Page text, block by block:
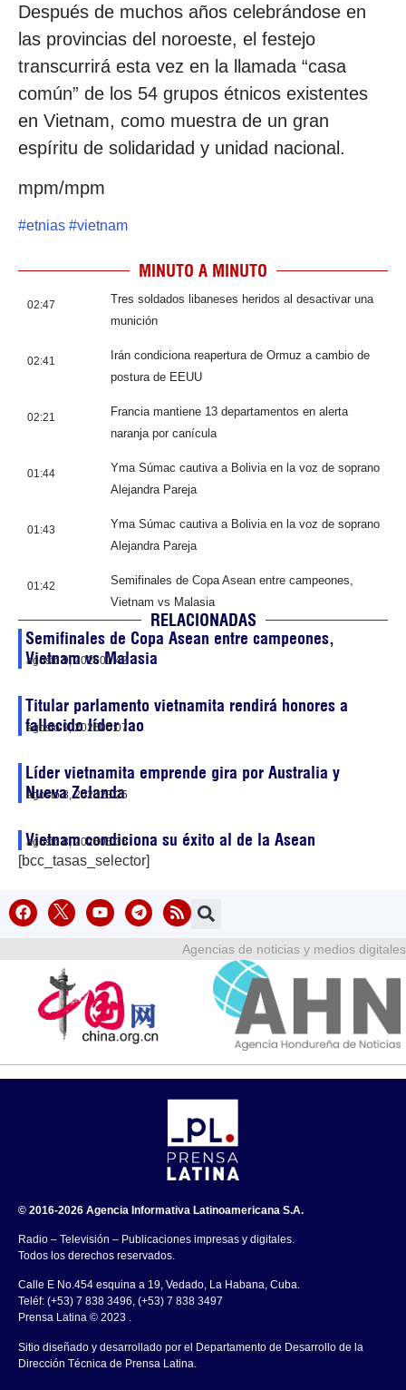
Después de muchos años celebrándose en
las provincias del noroeste, el festejo
transcurrirá esta vez en la llamada “casa
común” de los 54 grupos étnicos existentes
en Vietnam, como muestra de un gran
espíritu de solidaridad y unidad nacional.
mpm/mpm
#etnias #vietnam
MINUTO A MINUTO
02:47
Tres soldados libaneses heridos al desactivar una
munición
02:41
Irán condiciona reapertura de Ormuz a cambio de
postura de EEUU
02:21
Francia mantiene 13 departamentos en alerta
naranja por canícula
01:44
Yma Súmac cautiva a Bolivia en la voz de soprano
Alejandra Pareja
01:43
Yma Súmac cautiva a Bolivia en la voz de soprano
Alejandra Pareja
01:42
Semifinales de Copa Asean entre campeones,
Vietnam vs Malasia
RELACIONADAS
Semifinales de Copa Asean entre campeones,
Vietnam vs Malasia
agosto 9, 202601:42
Titular parlamento vietnamita rendirá honores a
fallecido líder lao
agosto 9, 202600:07
Líder vietnamita emprende gira por Australia y
Nueva Zelanda
agosto 8, 202623:25
Vietnam condiciona su éxito al de la Asean
agosto 8, 202606:36
[bcc_tasas_selector]
Agencias de noticias y medios digitales
© 2016-2026 Agencia Informativa Latinoamericana S.A.
Radio – Televisión – Publicaciones impresas y digitales.
Todos los derechos reservados.
Calle E No.454 esquina a 19, Vedado, La Habana, Cuba.
Teléf: (+53) 7 838 3496, (+53) 7 838 3497
Prensa Latina © 2023 .
Sitio diseñado y desarrollado por el Departamento de Desarrollo de la
Dirección Técnica de Prensa Latina.